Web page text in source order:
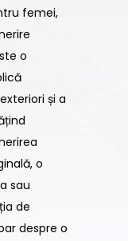
femei,
o
și a
o
sau
de
despre o